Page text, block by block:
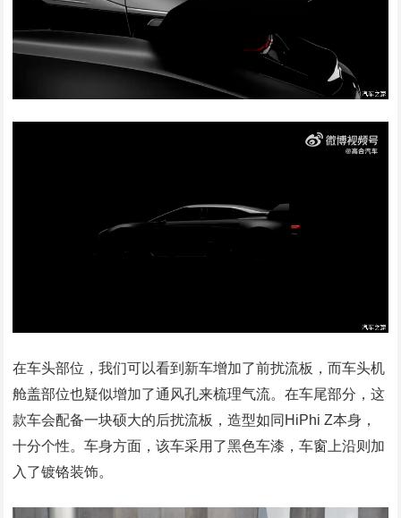
在车头部位，我们可以看到新车增加了前扰流板，而车头机
舱盖部位也疑似增加了通风孔来梳理气流。在车尾部分，这
款车会配备一块硕大的后扰流板，造型如同HiPhi Z本身，
十分个性。车身方面，该车采用了黑色车漆，车窗上沿则加
入了镀铬装饰。